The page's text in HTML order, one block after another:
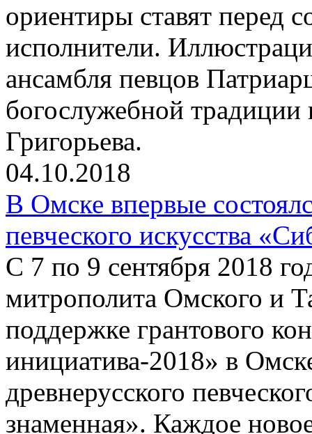
ориентиры ставят перед
исполнители.
ансамбля певцов
богослужебной
Григорьева.
04.10.2018
В Омске впервые
певческого искусства
С 7 по 9 сентября 2018
митрополита Омского и
поддержке грантового
инициатива-2018» в
древнерусского
знаменная». Каждое